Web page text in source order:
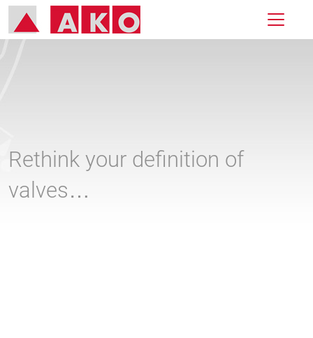
Rethink your definition of
valves…